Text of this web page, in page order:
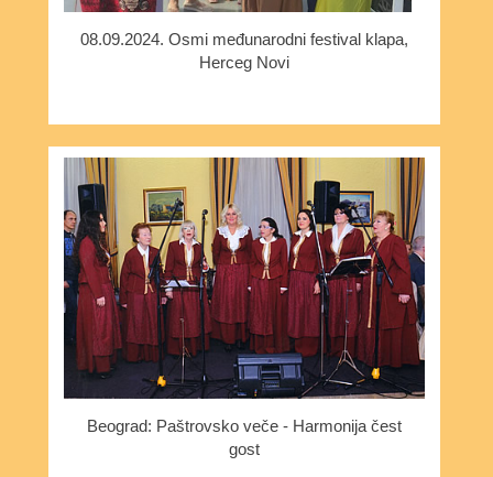
08.09.2024. Osmi međunarodni festival klapa,
Herceg Novi
Beograd: Paštrovsko veče - Harmonija čest
gost